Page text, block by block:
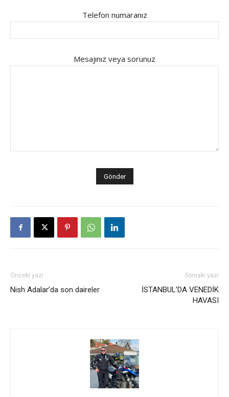
Telefon numaranız
Mesajınız veya sorunuz
Önceki yazı
Nish Adalar’da son daireler
Sonraki yazı
İSTANBUL’DA VENEDİK
HAVASI